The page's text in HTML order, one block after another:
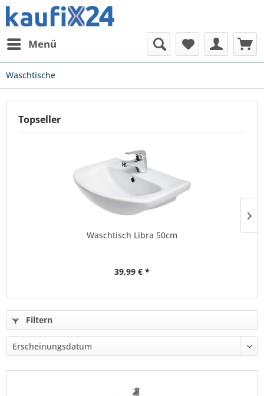
Menü
Waschtische
Topseller
Waschtisch Libra 50cm
39,99 € *
Filtern